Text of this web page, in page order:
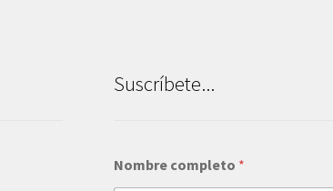
Suscríbete...
Nombre completo *